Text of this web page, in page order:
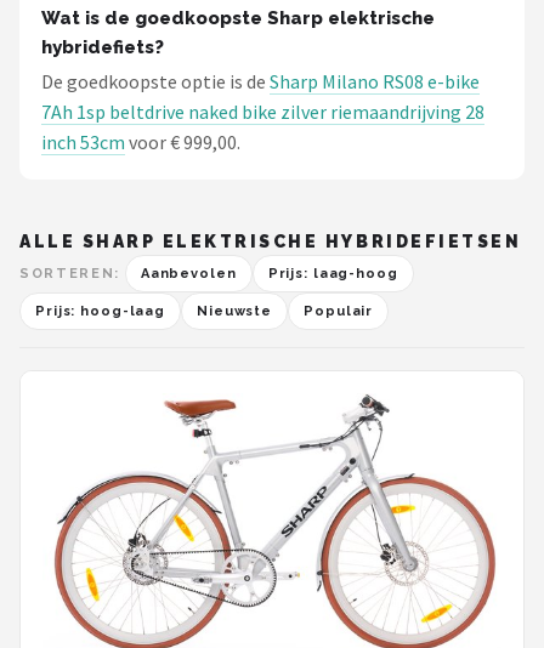
Wat is de goedkoopste Sharp elektrische
hybridefiets?
De goedkoopste optie is de Sharp Milano RS08 e-bike
7Ah 1sp beltdrive naked bike zilver riemaandrijving 28
inch 53cm voor € 999,00.
ALLE SHARP ELEKTRISCHE HYBRIDEFIETSEN
SORTEREN: Aanbevolen Prijs: laag-hoog
Prijs: hoog-laag Nieuwste Populair